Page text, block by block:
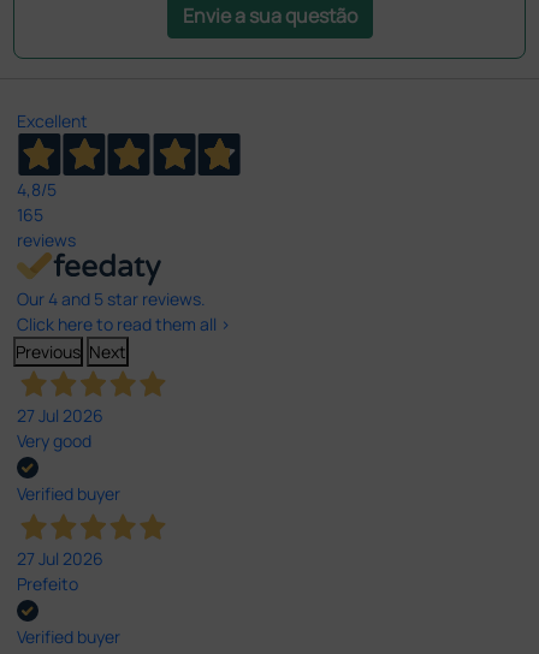
Envie a sua questão
Excellent
4,8/5
165
reviews
Our 4 and 5 star reviews.
Click here to read them all >
Previous Next
27 Jul 2026
Very good
Verified buyer
27 Jul 2026
Prefeito
Verified buyer